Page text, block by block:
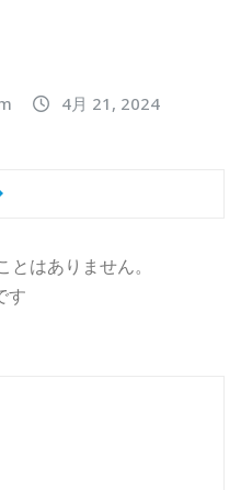
4月 21, 2024
はありません。
す